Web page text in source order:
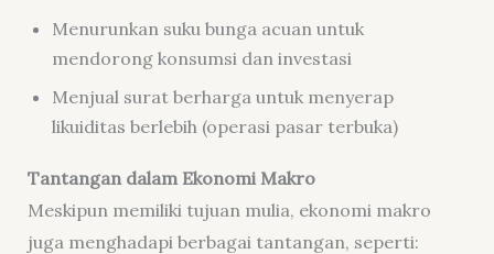
Menurunkan suku bunga acuan untuk
mendorong konsumsi dan investasi
Menjual surat berharga untuk menyerap
likuiditas berlebih (operasi pasar terbuka)
Tantangan dalam Ekonomi Makro
Meskipun memiliki tujuan mulia, ekonomi makro
juga menghadapi berbagai tantangan, seperti: